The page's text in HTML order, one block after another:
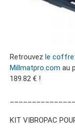
Retrouvez le
Millmatpro.com au
189.82 € !
KIT VIBROPAC